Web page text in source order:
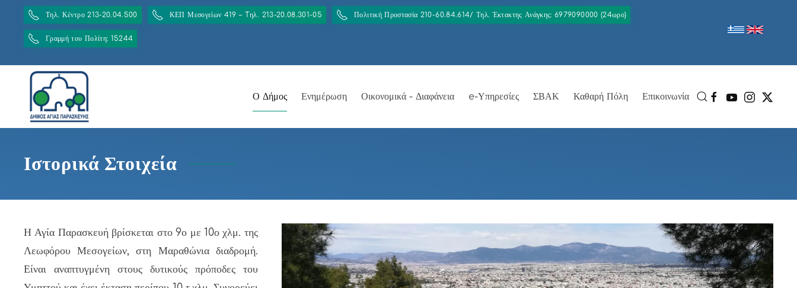
Τηλ. Κέντρο 213-20.04.500 ΚΕΠ Μεσογείων 419 – Tηλ. 213-20.08.301-05 Πολιτική Προστασία 210-60.84.614/ Τηλ. Έκτακτης Ανάγκης: 6979090000 (24ωρο)
Γραμμή του Πολίτη: 15244
Ο Δήμος Ενημέρωση Οικονομικά - Διαφάνεια e-Υπηρεσίες ΣΒΑΚ Καθαρή Πόλη Επικοινωνία
Ιστορικά Στοιχεία
Η Αγία Παρασκευή βρίσκεται στο 9ο με 10ο χλμ. της
Λεωφόρου Μεσογείων, στη Μαραθώνια διαδρομή.
Είναι αναπτυγμένη στους δυτικούς πρόποδες του